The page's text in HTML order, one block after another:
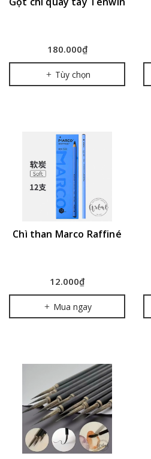
180.000₫
Tùy chọn
Chì than Marco Raffiné
12.000₫
Mua ngay